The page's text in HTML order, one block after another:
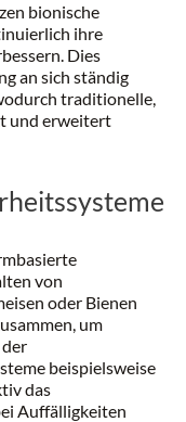
bionische
ihre
Dies
an sich ständig
traditionelle,
und erweitert
von
oder Bienen
um
beispielsweise
das
Auffälligkeiten